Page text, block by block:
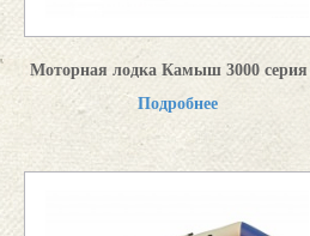
Моторная лодка Камыш 3000 серия
Подробнее